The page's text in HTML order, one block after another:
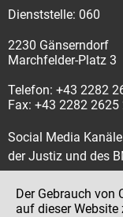
Dienststelle: 060
2230 Gänserndorf
Marchfelder-Platz 3
Telefon: +43 2282
Fax: +43 2282 2625
Social Media Kanäle
der Justiz und des
Der Gebrauch von
auf dieser